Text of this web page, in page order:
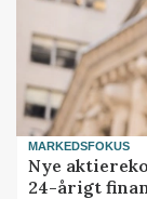
MARKEDSFOKUS
Nye
24-årigt